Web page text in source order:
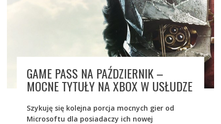
GAME PASS NA PAŹDZIERNIK –
MOCNE TYTUŁY NA XBOX W USŁUDZE
Szykuję się kolejna porcja mocnych gier od
Microsoftu dla posiadaczy ich nowej